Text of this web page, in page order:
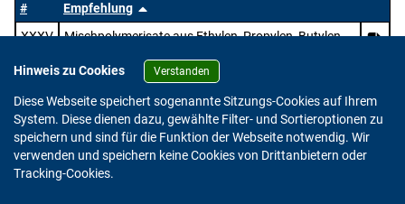
#
Empfehlung
XXXV
Mischpolymerisate aus Ethylen, Propylen, Butylen,
sowie deren Salzen und Estern
Hinweis zu Cookies Verstanden
Diese Webseite speichert sogenannte Sitzungs-Cookies auf Ihrem
System. Diese dienen dazu, gewählte Filter- und Sortieroptionen zu
speichern und sind für die Funktion der Webseite notwendig. Wir
verwenden und speichern keine Cookies von Drittanbietern oder
Tracking-Cookies.